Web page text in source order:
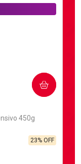
450g
23% OFF
COMPRAR